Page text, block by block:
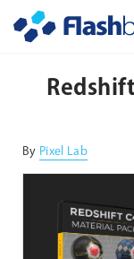
By Pixel Lab